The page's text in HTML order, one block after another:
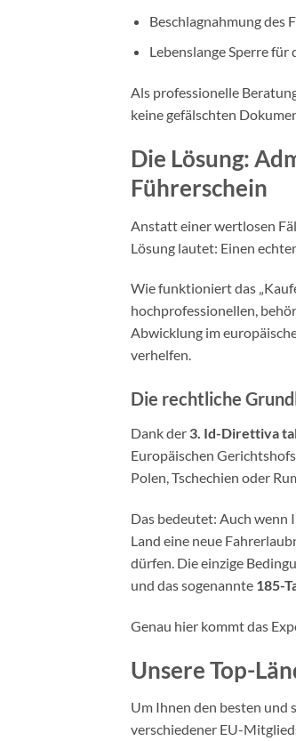
Beschlagnahmung des
Lebenslange Sperre
Als professionelle
keine gefälschten
Die Lösung:
Führerschein
Anstatt einer wertlosen
Lösung lautet: Einen
Wie funktioniert das
hochprofessionellen,
Abwicklung im
verhelfen.
Die rechtliche
Dank der 3. Id-Direttiva
Europäischen
Polen, Tschechien oder
Das bedeutet: Auch wenn
Land eine neue
dürfen. Die einzige
und das sogenannte 185-
Genau hier kommt das
Unsere Top-
Um Ihnen den besten und
verschiedener EU-